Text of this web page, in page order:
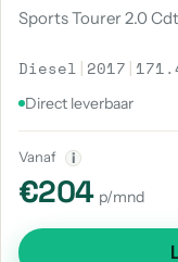
Sports Tourer 2.0
Diesel | 2017 |
Direct leverbaar
Vanaf i
€204 p/mnd